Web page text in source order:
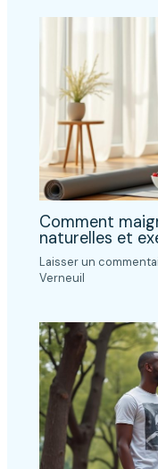
Comment
naturelles et
Laisser un
Verneuil